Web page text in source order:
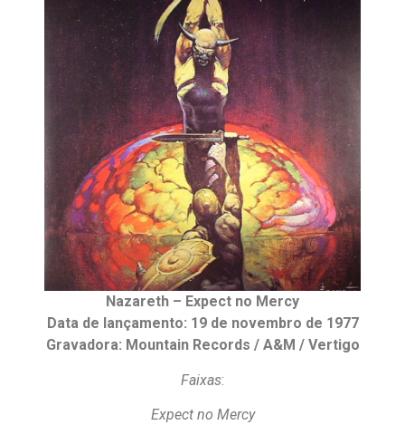
Nazareth – Expect no Mercy
Data de lançamento: 19 de novembro de 1977
Gravadora: Mountain Records / A&M / Vertigo
Faixas:
Expect no Mercy